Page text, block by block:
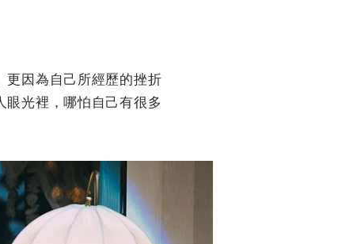
更因為自己所經歷的挫折
光裡，哪怕自己有很多